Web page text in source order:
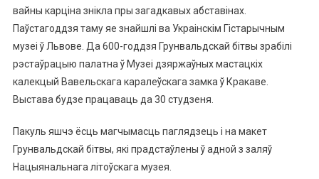
вайны карціна знікла пры загадкавых абставінах.
Паўстагоддзя таму яе знайшлі ва Украінскім Гістарычным
музеі ў Львове. Да 600-годдзя Грунвальдскай бітвы зрабілі
рэстаўрацыю палатна ў Музеі дзяржаўных мастацкіх
калекцый Вавельскага каралеўскага замка ў Кракаве.
Выстава будзе працаваць да 30 студзеня.
Пакуль яшчэ ёсць магчымасць паглядзець і на макет
Грунвальдскай бітвы, які прадстаўлены ў адной з заляў
Нацыянальнага літоўскага музея.